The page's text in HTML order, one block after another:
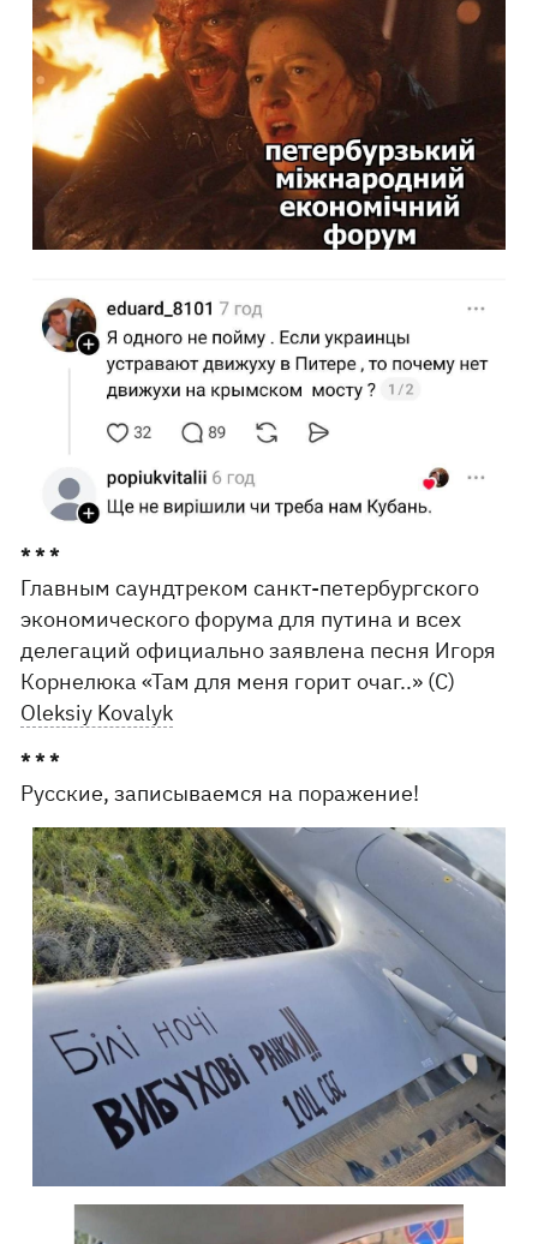
* * *
Главным саундтреком санкт-петербургского
экономического форума для путина и всех
делегаций официально заявлена ​​песня Игоря
Корнелюка «Там для меня горит очаг..» (С)
Oleksiy Kovalyk
* * *
Русские, записываемся на поражение!